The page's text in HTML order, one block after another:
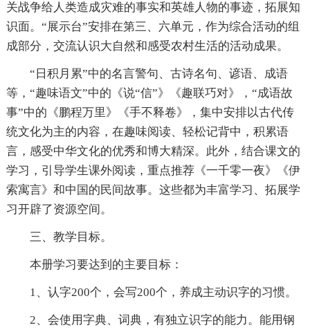
关战争给人类造成灾难的事实和英雄人物的事迹，拓展知
识面。“展示台”安排在第三、六单元，作为综合活动的组
成部分，交流认识大自然和感受农村生活的活动成果。
“日积月累”中的名言警句、古诗名句、谚语、成语
等，“趣味语文”中的《说“信”》《趣联巧对》，“成语故
事”中的《鹏程万里》《手不释卷》，集中安排以古代传
统文化为主的内容，在趣味阅读、轻松记背中，积累语
言，感受中华文化的优秀和博大精深。此外，结合课文的
学习，引导学生课外阅读，重点推荐《一千零一夜》《伊
索寓言》和中国的民间故事。这些都为丰富学习、拓展学
习开辟了资源空间。
三、教学目标。
本册学习要达到的主要目标：
1、认字200个，会写200个，养成主动识字的习惯。
2、会使用字典、词典，有独立识字的能力。能用钢